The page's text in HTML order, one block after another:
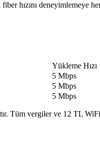
hızını deneyimlemeye
​Yükleme Hızı​
​​​5 Mbps
​5 Mbps
​5 Mbps
Tüm vergiler ve 12 TL